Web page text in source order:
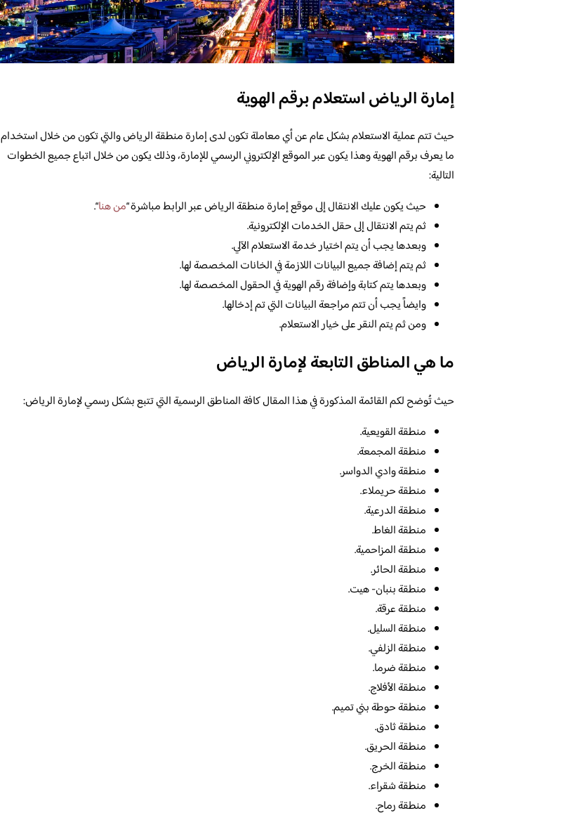
إمارة الرياض استعلام برقم الهوية
حيث تتم عملية الاستعلام بشكل عام عن أي معاملة تكون لدى إمارة منطقة الرياض والتي تكون من خلال استخدام
ما يعرف برقم الهوية وهذا يكون عبر الموقع الإلكتروني الرسمي للإمارة، وذلك يكون من خلال اتباع جميع الخطوات
التالية:
حيث يكون عليك الانتقال إلى موقع إمارة منطقة الرياض عبر الرابط مباشرة “من هنا“.
ثم يتم الانتقال إلى حقل الخدمات الإلكترونية.
وبعدها يجب أن يتم اختيار خدمة الاستعلام الآلي.
ثم يتم إضافة جميع البيانات اللازمة في الخانات المخصصة لها.
وبعدها يتم كتابة وإضافة رقم الهوية في الحقول المخصصة لها.
وايضاً يجب أن تتم مراجعة البيانات التي تم إدخالها.
ومن ثم يتم النقر على خيار الاستعلام.
ما هي المناطق التابعة لإمارة الرياض
حيث تُوضح لكم القائمة المذكورة في هذا المقال كافة المناطق الرسمية التي تتبع بشكل رسمي لإمارة الرياض:
منطقة القويعية.
منطقة المجمعة.
منطقة وادي الدواسر.
منطقة حريملاء.
منطقة الدرعية.
منطقة الغاط.
منطقة المزاحمية.
منطقة الحائر.
منطقة بنبان- هيت.
منطقة عرقة.
منطقة السليل.
منطقة الزلفي.
منطقة ضرما.
منطقة الأفلاج.
منطقة حوطة بني تميم.
منطقة ثادق.
منطقة الحريق.
منطقة الخرج.
منطقة شقراء.
منطقة رماح.